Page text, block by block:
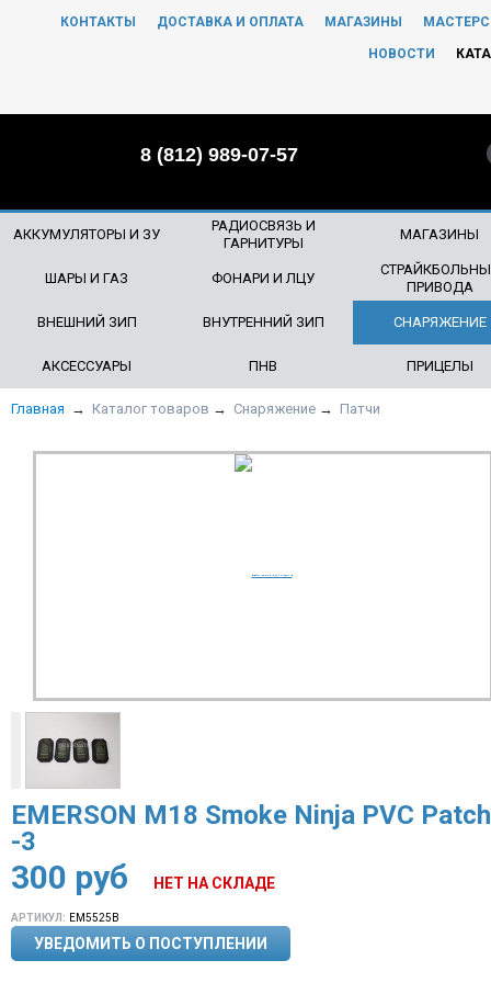
КОНТАКТЫ ДОСТАВКА И ОПЛАТА МАГАЗИНЫ
НОВОСТИ
8 (812) 989-07-57
АККУМУЛЯТОРЫ И ЗУ
РАДИОСВЯЗЬ И
ГАРНИТУРЫ
МАГАЗИНЫ
ШАРЫ И ГАЗ ФОНАРИ И ЛЦУ
ПРИВОДА
ВНЕШНИЙ ЗИП ВНУТРЕННИЙ ЗИП СНАРЯЖЕНИЕ
АКСЕССУАРЫ ПНВ ПРИЦЕЛЫ
Главная → Каталог товаров → Снаряжение→ Патчи
EMERSON M18 Smoke Ninja PVC
-3
300 руб НЕТ НА СКЛАДЕ
АРТИКУЛ: EM5525B
УВЕДОМИТЬ О ПОСТУПЛЕНИИ
ЧТО БУДЕМ ИСКАТЬ?